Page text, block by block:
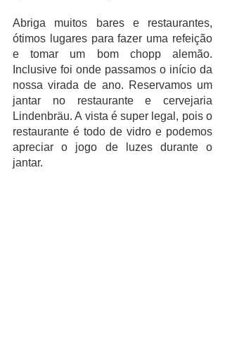
Abriga muitos bares e restaurantes,
ótimos lugares para fazer uma refeição
e tomar um bom chopp alemão.
Inclusive foi onde passamos o início da
nossa virada de ano. Reservamos um
jantar no restaurante e cervejaria
Lindenbräu. A vista é super legal, pois o
restaurante é todo de vidro e podemos
apreciar o jogo de luzes durante o
jantar.